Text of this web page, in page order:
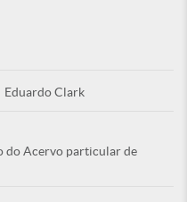
Eduardo Clark
do Acervo particular de